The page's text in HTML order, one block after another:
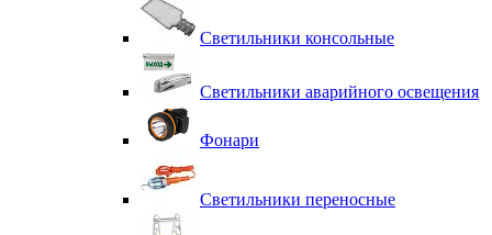
Светильники консольные
Светильники аварийного освещения
Фонари
Светильники переносные